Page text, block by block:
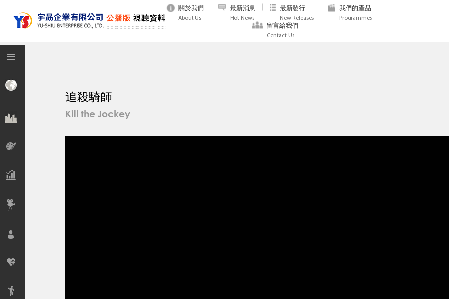
關於我們
About Us
最新消息
Hot News
最新發行
New Releases
我們的產品
Programmes
留言給我們
Contact Us
追殺騎師
Kill the Jockey